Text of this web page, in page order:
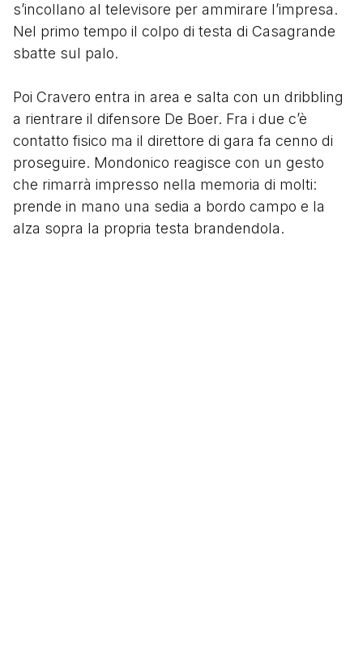
s’incollano al televisore per ammirare l’impresa.
Nel primo tempo il colpo di testa di Casagrande
sbatte sul palo.
Poi Cravero entra in area e salta con un dribbling
a rientrare il difensore De Boer. Fra i due c’è
contatto fisico ma il direttore di gara fa cenno di
proseguire. Mondonico reagisce con un gesto
che rimarrà impresso nella memoria di molti:
prende in mano una sedia a bordo campo e la
alza sopra la propria testa brandendola.